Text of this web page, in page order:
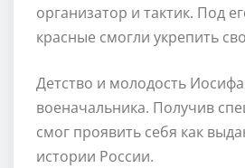
организатор и тактик. Под
красные смогли укрепить
Детство и молодость
военачальника. Получив
смог проявить себя как
истории России.